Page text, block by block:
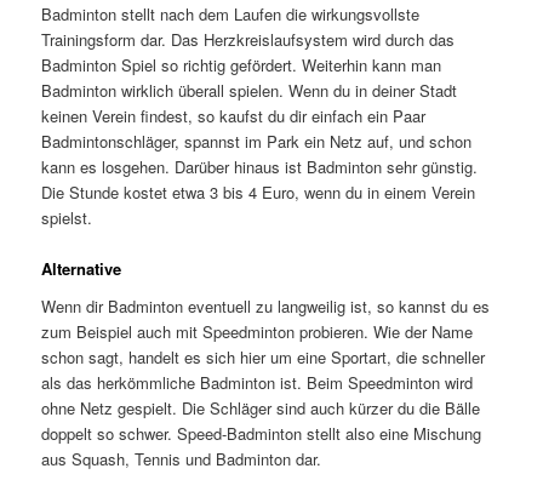
Badminton stellt nach dem Laufen die wirkungsvollste
Trainingsform dar. Das Herzkreislaufsystem wird durch das
Badminton Spiel so richtig gefördert. Weiterhin kann man
Badminton wirklich überall spielen. Wenn du in deiner Stadt
keinen Verein findest, so kaufst du dir einfach ein Paar
Badmintonschläger, spannst im Park ein Netz auf, und schon
kann es losgehen. Darüber hinaus ist Badminton sehr günstig.
Die Stunde kostet etwa 3 bis 4 Euro, wenn du in einem Verein
spielst.
Alternative
Wenn dir Badminton eventuell zu langweilig ist, so kannst du es
zum Beispiel auch mit Speedminton probieren. Wie der Name
schon sagt, handelt es sich hier um eine Sportart, die schneller
als das herkömmliche Badminton ist. Beim Speedminton wird
ohne Netz gespielt. Die Schläger sind auch kürzer du die Bälle
doppelt so schwer. Speed-Badminton stellt also eine Mischung
aus Squash, Tennis und Badminton dar.